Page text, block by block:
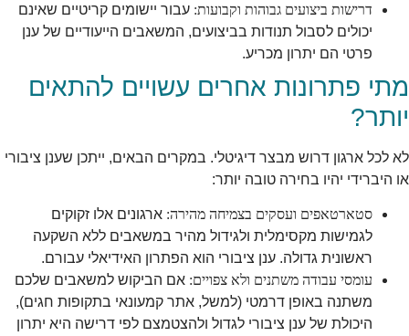
דרישות ביצועים גבוהות וקבועות: עבור יישומים קריטיים שאינם
יכולים לסבול תנודות בביצועים, המשאבים הייעודיים של ענן
פרטי הם יתרון מכריע.
מתי פתרונות אחרים עשויים להתאים
יותר?
לא לכל ארגון דרוש מבצר דיגיטלי. במקרים הבאים, ייתכן שענן ציבורי
או היברידי יהיו בחירה טובה יותר:
סטארטאפים ועסקים בצמיחה מהירה: ארגונים אלו זקוקים
לגמישות מקסימלית ולגידול מהיר במשאבים ללא השקעה
ראשונית גדולה. ענן ציבורי הוא הפתרון האידיאלי עבורם.
עומסי עבודה משתנים ולא צפויים: אם הביקוש למשאבים שלכם
משתנה באופן דרמטי (למשל, אתר קמעונאי בתקופות חגים),
היכולת של ענן ציבורי לגדול ולהצטמצם לפי דרישה היא יתרון